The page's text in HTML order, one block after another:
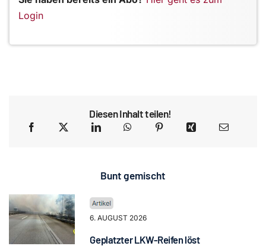
Login
Diesen Inhalt teilen!
Bunt gemischt
6. AUGUST 2026
Geplatzter LKW-Reifen löst